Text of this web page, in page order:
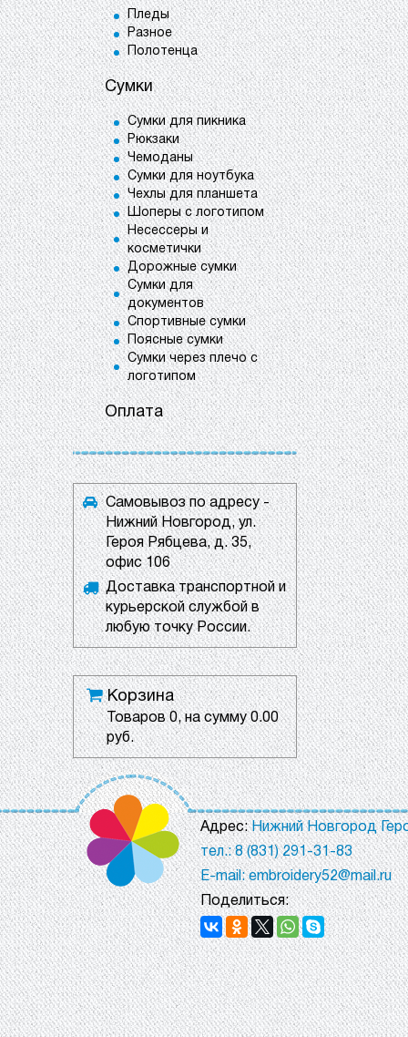
Пледы
Разное
Полотенца
Сумки
Сумки для пикника
Рюкзаки
Чемоданы
Сумки для ноутбука
Чехлы для планшета
Шоперы с логотипом
Несессеры и
косметички
Дорожные сумки
Сумки для
документов
Спортивные сумки
Поясные сумки
Сумки через плечо с
логотипом
Оплата
Самовывоз по адресу -
Нижний Новгород, ул.
Героя Рябцева, д. 35,
офис 106
Доставка транспортной и
курьерской службой в
любую точку России.
Корзина
Товаров0, на сумму0.00
руб.
Адрес:Нижний Новгород
тел.: 8 (831) 291-31-83
E-mail: embroidery52@mail.ru
Поделиться: